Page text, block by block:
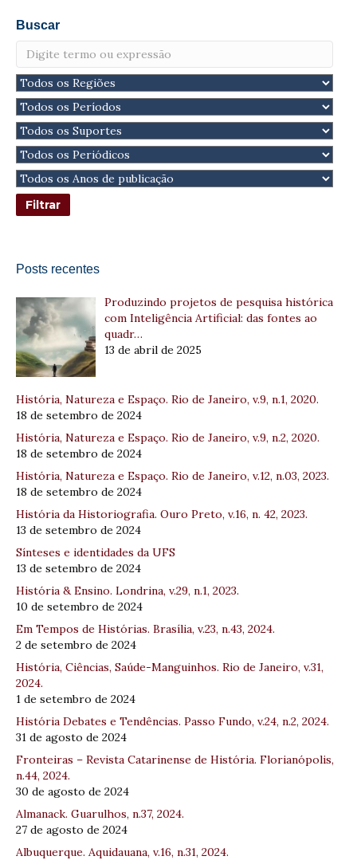
Buscar
Posts recentes
Produzindo projetos de pesquisa histórica
com Inteligência Artificial: das fontes ao
quadr…
13 de abril de 2025
História, Natureza e Espaço. Rio de Janeiro, v.9, n.1, 2020.
18 de setembro de 2024
História, Natureza e Espaço. Rio de Janeiro, v.9, n.2, 2020.
18 de setembro de 2024
História, Natureza e Espaço. Rio de Janeiro, v.12, n.03, 2023.
18 de setembro de 2024
História da Historiografia. Ouro Preto, v.16, n. 42, 2023.
13 de setembro de 2024
Sínteses e identidades da UFS
13 de setembro de 2024
História & Ensino. Londrina, v.29, n.1, 2023.
10 de setembro de 2024
Em Tempos de Histórias. Brasília, v.23, n.43, 2024.
2 de setembro de 2024
História, Ciências, Saúde-Manguinhos. Rio de Janeiro, v.31,
2024.
1 de setembro de 2024
História Debates e Tendências. Passo Fundo, v.24, n.2, 2024.
31 de agosto de 2024
Fronteiras – Revista Catarinense de História. Florianópolis,
n.44, 2024.
30 de agosto de 2024
Almanack. Guarulhos, n.37, 2024.
27 de agosto de 2024
Albuquerque. Aquidauana, v.16, n.31, 2024.